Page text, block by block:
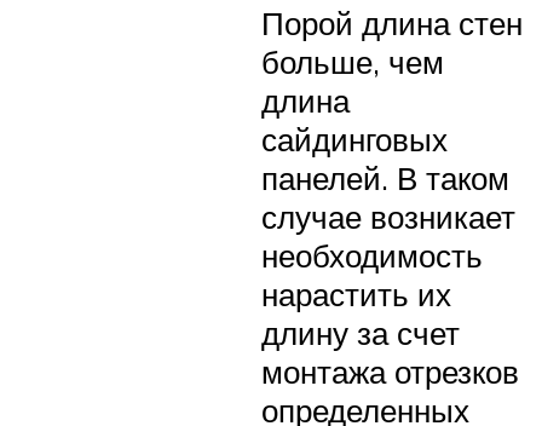
Порой длина стен
больше, чем
длина
сайдинговых
панелей. В таком
случае возникает
необходимость
нарастить их
длину за счет
монтажа отрезков
определенных